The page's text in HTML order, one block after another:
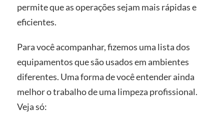
permite que as operações sejam mais rápidas e
eficientes.
Para você acompanhar, fizemos uma lista dos
equipamentos que são usados em ambientes
diferentes. Uma forma de você entender ainda
melhor o trabalho de uma limpeza profissional.
Veja só: